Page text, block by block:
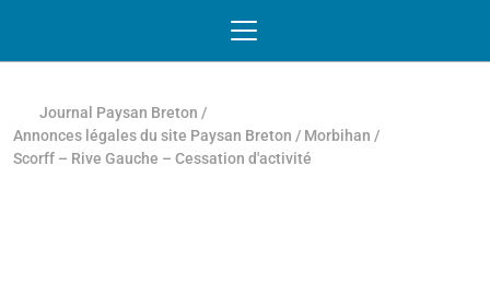
Journal Paysan Breton /
Annonces légales du site Paysan Breton / Morbihan /
Scorff – Rive Gauche – Cessation d'activité